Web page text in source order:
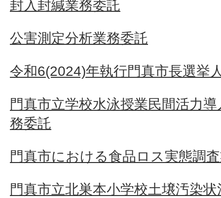
封入封緘業務委託
公害測定分析業務委託
令和6(2024)年執行門真市長選挙
門真市立学校水泳授業民間活力
務委託
門真市における食品ロス実態調
門真市立北巣本小学校土壌汚染